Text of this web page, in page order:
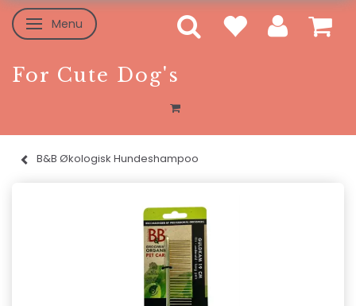
Skifte navigation
Menu
For Cute Dog's
B&B Økologisk Hundeshampoo